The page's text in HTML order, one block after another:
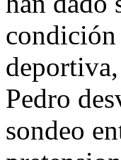
condición
Pedro
sondeo